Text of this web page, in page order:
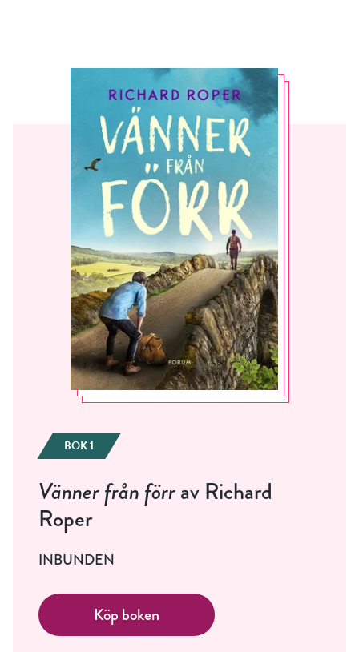
BOK 1
Vänner från förrav Richard
Roper
INBUNDEN
Köp boken